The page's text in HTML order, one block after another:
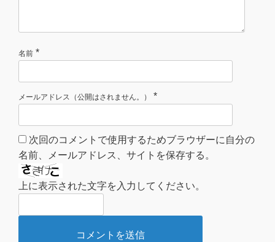
名前 *
メールアドレス（公開はされません。） *
次回のコメントで使用するためブラウザーに自分の
名前、メールアドレス、サイトを保存する。
上に表示された文字を入力してください。